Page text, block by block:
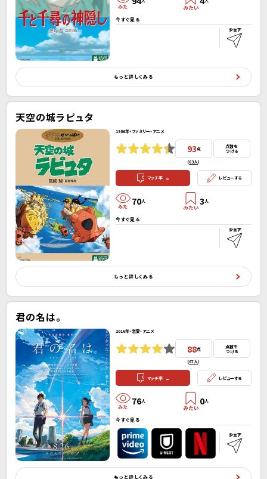
今すぐ見る
もっと詳しくみる
天空の城ラピュタ
1986年・ファミリー・アニメ
93点
(63人）
点数を
つける
マッチ率 - レビューする
70人 3人
今すぐ見る
もっと詳しくみる
君の名は。
2016年・恋愛・アニメ
88点
(67人）
点数を
つける
マッチ率 - レビューする
76人 0人
今すぐ見る
もっと詳しくみる